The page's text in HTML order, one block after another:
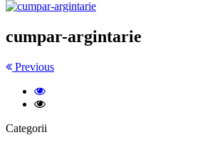
cumpar-argintarie
Previous
Categorii